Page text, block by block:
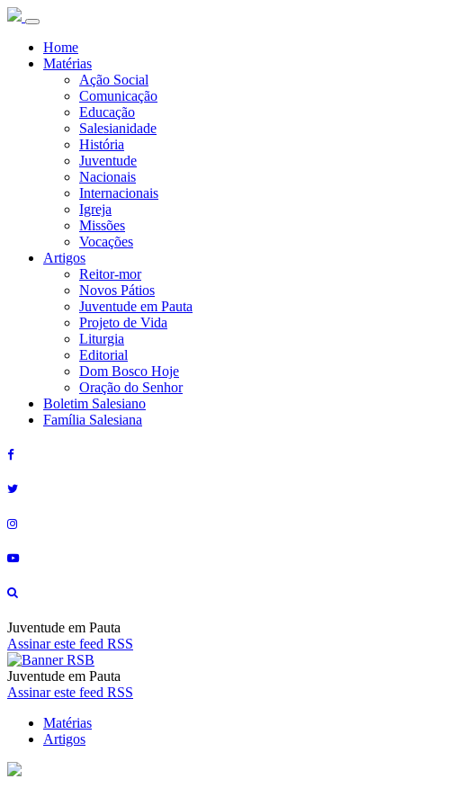
Home
Matérias
Ação Social
Comunicação
Educação
Salesianidade
História
Juventude
Nacionais
Internacionais
Igreja
Missões
Vocações
Artigos
Reitor-mor
Novos Pátios
Juventude em Pauta
Projeto de Vida
Liturgia
Editorial
Dom Bosco Hoje
Oração do Senhor
Boletim Salesiano
Família Salesiana
Juventude em Pauta
Assinar este feed RSS
Juventude em Pauta
Assinar este feed RSS
Matérias
Artigos